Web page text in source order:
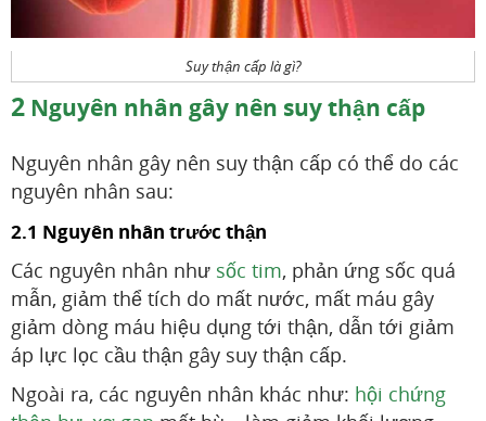
Suy thận cấp là gì?
2 Nguyên nhân gây nên suy thận cấp
Nguyên nhân gây nên suy thận cấp có thể do các
nguyên nhân sau:
2.1 Nguyên nhân trước thận
Các nguyên nhân như sốc tim, phản ứng sốc quá
mẫn, giảm thể tích do mất nước, mất máu gây
giảm dòng máu hiệu dụng tới thận, dẫn tới giảm
áp lực lọc cầu thận gây suy thận cấp.
Ngoài ra, các nguyên nhân khác như: hội chứng